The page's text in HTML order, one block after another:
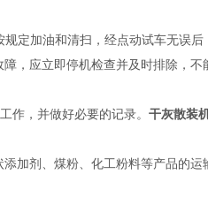
定加油和清扫，经点动试车无误后
，应立即停机检查并及时排除，
作，并做好必要的记录。 干灰散装
加剂、煤粉、化工粉料等产品的运